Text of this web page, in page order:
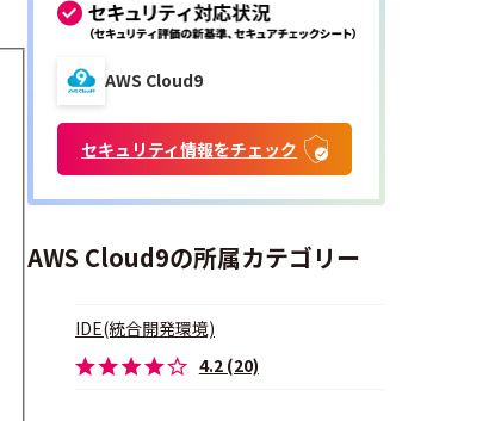
AWS Cloud9
セキュリティ情報をチェック
AWS Cloud9の所属カテゴリー
IDE(統合開発環境)
4.2 (20)